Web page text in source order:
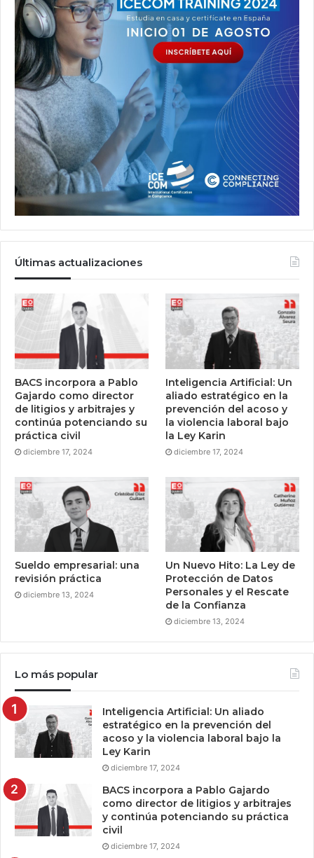
Últimas actualizaciones
BACS incorpora a Pablo
Gajardo como director
de litigios y arbitrajes y
continúa potenciando su
práctica civil
diciembre 17, 2024
Inteligencia Artificial: Un
aliado estratégico en la
prevención del acoso y
la violencia laboral bajo
la Ley Karin
diciembre 17, 2024
Sueldo empresarial: una
revisión práctica
diciembre 13, 2024
Un Nuevo Hito: La Ley de
Protección de Datos
Personales y el Rescate
de la Confianza
diciembre 13, 2024
Lo más popular
Inteligencia Artificial: Un aliado
estratégico en la prevención del
acoso y la violencia laboral bajo la
Ley Karin
diciembre 17, 2024
BACS incorpora a Pablo Gajardo
como director de litigios y arbitrajes
y continúa potenciando su práctica
civil
diciembre 17, 2024